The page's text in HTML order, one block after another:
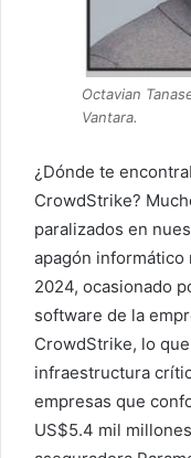
Octavian
Vantara.
¿Dónde te
CrowdStrike?
paralizados en
apagón informático
2024, ocasionado
software de la
CrowdStrike, lo
infraestructura
empresas que
US$5.4 mil